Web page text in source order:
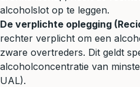
alcoholslot op te leggen.
De verplichte oplegging
rechter verplicht om een
zware overtreders. Dit geldt
alcoholconcentratie van
UAL).